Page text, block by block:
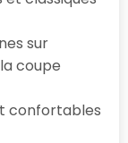
sur
coupe
confortables